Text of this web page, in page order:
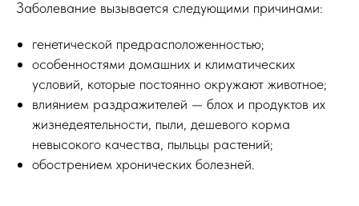
Заболевание вызывается следующими причинами:
генетической предрасположенностью;
особенностями домашних и климатических
условий, которые постоянно окружают животное;
влиянием раздражителей — блох и продуктов их
жизнедеятельности, пыли, дешевого корма
невысокого качества, пыльцы растений;
обострением хронических болезней.